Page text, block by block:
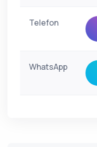
Telefon
WhatsApp